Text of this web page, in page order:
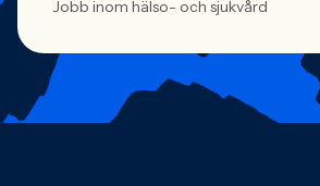
Jobb inom hälso- och sjukvård